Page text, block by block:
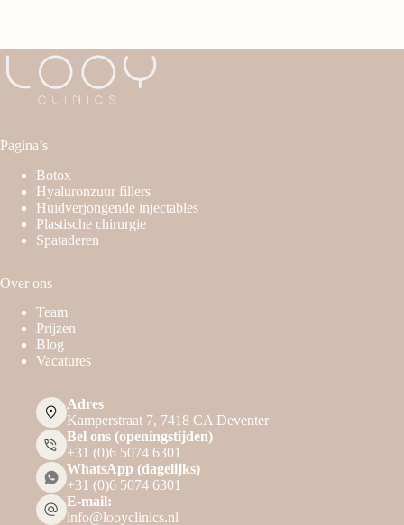
Pagina’s
Botox
Hyaluronzuur fillers
Huidverjongende injectables
Plastische chirurgie
Spataderen
Over ons
Team
Prijzen
Blog
Vacatures
Adres
Kamperstraat 7, 7418 CA Deventer
Bel ons (openingstijden)
+31 (0)6 5074 6301
WhatsApp (dagelijks)
+31 (0)6 5074 6301
E-mail:
info@looyclinics.nl